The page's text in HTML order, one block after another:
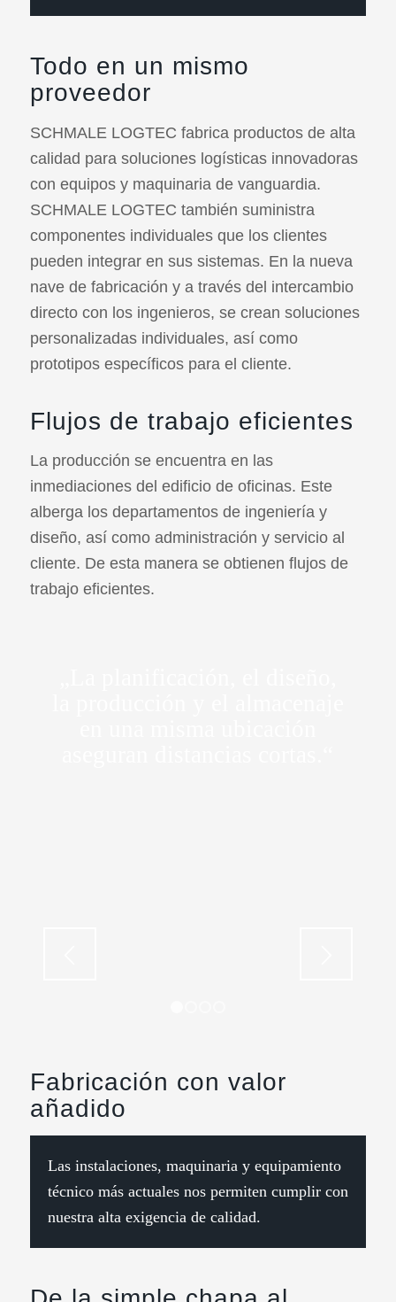
Todo en un mismo
proveedor
SCHMALE LOGTEC fabrica productos de alta
calidad para soluciones logísticas innovadoras
con equipos y maquinaria de vanguardia.
SCHMALE LOGTEC también suministra
componentes individuales que los clientes
pueden integrar en sus sistemas. En la nueva
nave de fabricación y a través del intercambio
directo con los ingenieros, se crean soluciones
personalizadas individuales, así como
prototipos específicos para el cliente.
Flujos de trabajo eficientes
La producción se encuentra en las
inmediaciones del edificio de oficinas. Este
alberga los departamentos de ingeniería y
diseño, así como administración y servicio al
cliente. De esta manera se obtienen flujos de
trabajo eficientes.
Fabricación con valor
añadido
Las instalaciones, maquinaria y equipamiento
técnico más actuales nos permiten cumplir con
nuestra alta exigencia de calidad.